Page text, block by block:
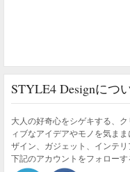
STYLE4 Designにつ
大人の好奇心をシゲキする、
ィブなアイデアやモノを気ま
ザイン、ガジェット、インテリ
下記のアカウントをフォローす